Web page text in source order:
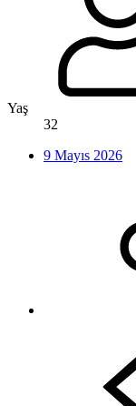
Yaş
32
9 Mayıs 2026